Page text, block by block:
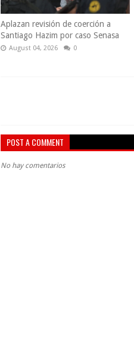
Aplazan revisión de coerción a
Santiago Hazim por caso Senasa
August 04, 2026 0
POST A COMMENT
No hay comentarios